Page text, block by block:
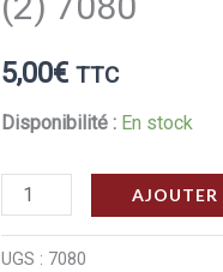
5,00€ TTC
Disponibilité : En stock
quantité
Traxxas
AJOUTER
UGS : 7080